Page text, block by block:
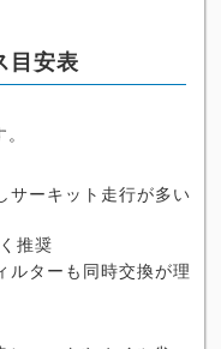
目安表
ーキット走行が多い
推奨
ターも同時交換が理